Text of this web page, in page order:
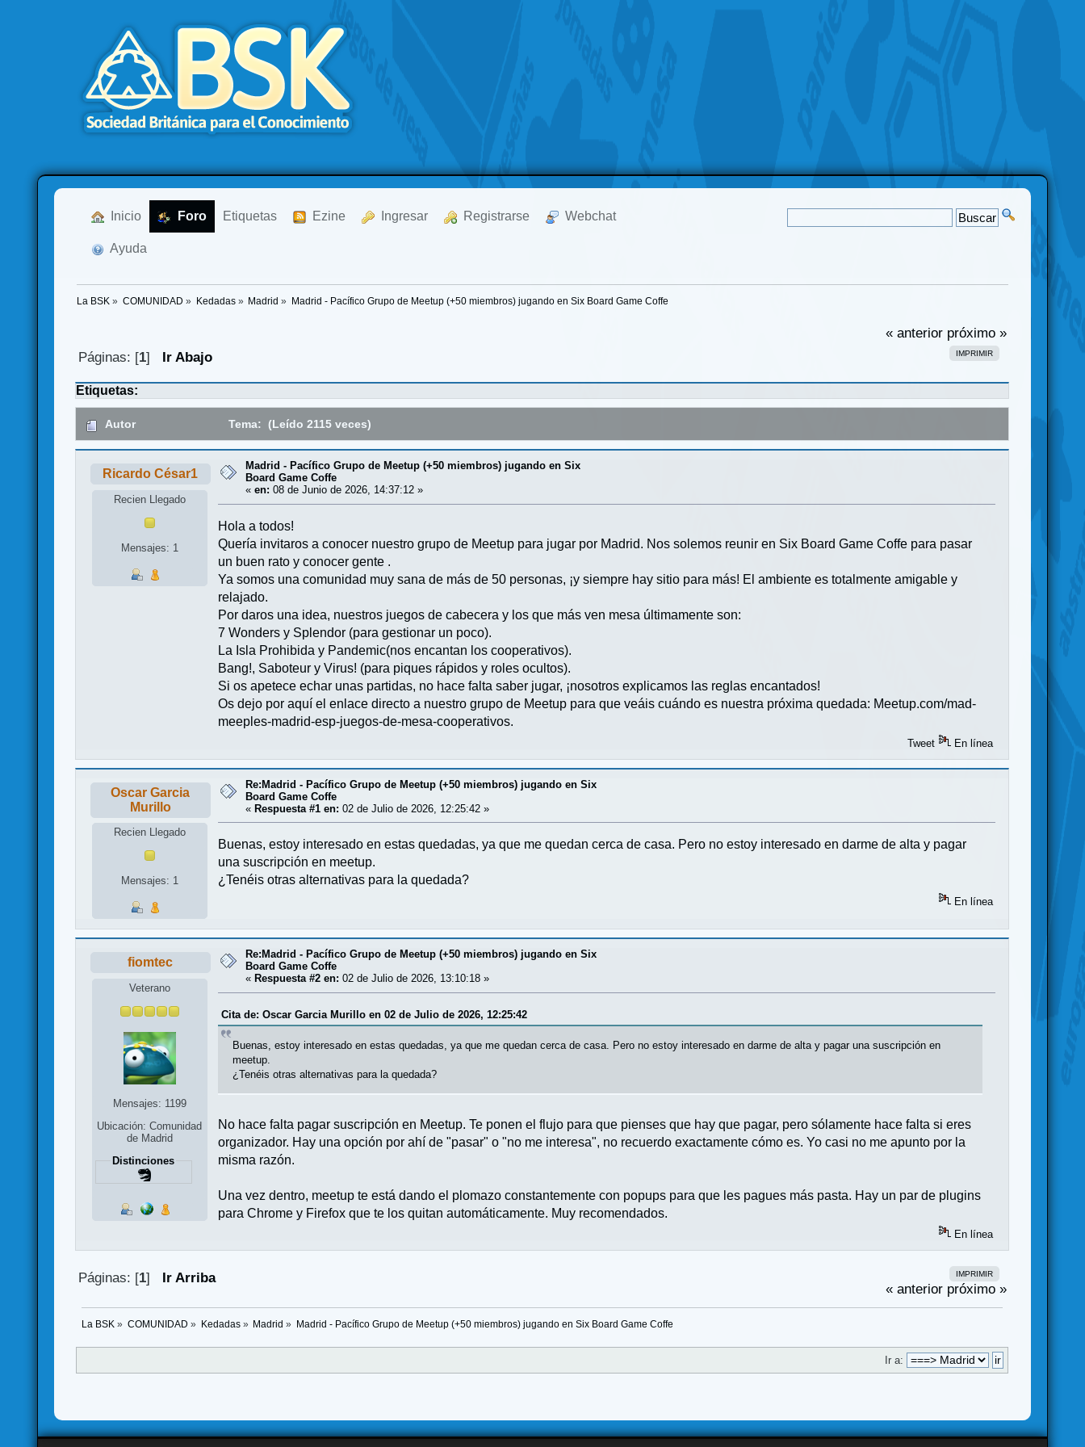
Inicio Foro Etiquetas Ezine Ingresar Registrarse Webchat
Ayuda
La BSK » COMUNIDAD » Kedadas» Madrid » Madrid - Pacífico Grupo de Meetup (+50 miembros) jugando en Six Board Game Coffe
« anterior próximo »
IMPRIMIR
Páginas: [1] Ir Abajo
Etiquetas:
Autor Tema: (Leído 2115 veces)
Ricardo César1
Recien Llegado
Mensajes: 1
Madrid - Pacífico Grupo de Meetup (+50 miembros) jugando en Six
Board Game Coffe
«en: 08 de Junio de 2026, 14:37:12 »
Hola a todos!
Quería invitaros a conocer nuestro grupo de Meetup para jugar por Madrid. Nos solemos reunir en Six Board Game Coffe para pasar
un buen rato y conocer gente .
Ya somos una comunidad muy sana de más de 50 personas, ¡y siempre hay sitio para más! El ambiente es totalmente amigable y
relajado.
Por daros una idea, nuestros juegos de cabecera y los que más ven mesa últimamente son:
7 Wonders y Splendor (para gestionar un poco).
La Isla Prohibida y Pandemic(nos encantan los cooperativos).
Bang!, Saboteur y Virus! (para piques rápidos y roles ocultos).
Si os apetece echar unas partidas, no hace falta saber jugar, ¡nosotros explicamos las reglas encantados!
Os dejo por aquí el enlace directo a nuestro grupo de Meetup para que veáis cuándo es nuestra próxima quedada: Meetup.com/mad-
meeples-madrid-esp-juegos-de-mesa-cooperativos.
Tweet En línea
Oscar Garcia
Murillo
Recien Llegado
Mensajes: 1
Re:Madrid - Pacífico Grupo de Meetup (+50 miembros) jugando en Six
Board Game Coffe
«Respuesta #1 en: 02 de Julio de 2026, 12:25:42 »
Buenas, estoy interesado en estas quedadas, ya que me quedan cerca de casa. Pero no estoy interesado en darme de alta y pagar
una suscripción en meetup.
¿Tenéis otras alternativas para la quedada?
En línea
fiomtec
Veterano
Mensajes: 1199
Ubicación: Comunidad
de Madrid
Distinciones
Re:Madrid - Pacífico Grupo de Meetup (+50 miembros) jugando en Six
Board Game Coffe
« Respuesta #2 en: 02 de Julio de 2026, 13:10:18 »
Cita de: Oscar Garcia Murillo en 02 de Julio de 2026, 12:25:42
Buenas, estoy interesado en estas quedadas, ya que me quedan cerca de casa. Pero no estoy interesado en darme de alta y pagar una suscripción en
meetup.
¿Tenéis otras alternativas para la quedada?
No hace falta pagar suscripción en Meetup. Te ponen el flujo para que pienses que hay que pagar, pero sólamente hace falta si eres
organizador. Hay una opción por ahí de "pasar" o "no me interesa", no recuerdo exactamente cómo es. Yo casi no me apunto por la
misma razón.
Una vez dentro, meetup te está dando el plomazo constantemente con popups para que les pagues más pasta. Hay un par de plugins
para Chrome y Firefox que te los quitan automáticamente. Muy recomendados.
En línea
IMPRIMIR
Páginas: [1] Ir Arriba
« anterior próximo »
La BSK » COMUNIDAD » Kedadas» Madrid » Madrid - Pacífico Grupo de Meetup (+50 miembros) jugando en Six Board Game Coffe
Ir a: